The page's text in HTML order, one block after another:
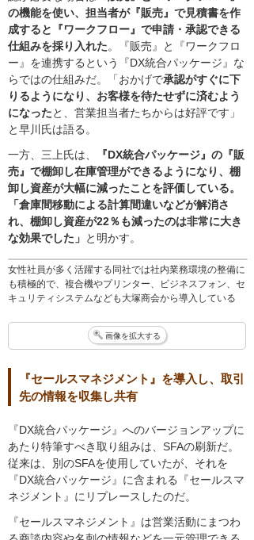
女性社員が多く活躍する同社では社内業務環境の整備に
も積極的で、複合機やプリンター、ビジネスフォン、セ
キュリティシステムなども大塚商会から導入している
の機能を使い、担当者が『販売』で見積書を作
成すると『ワークフロー』で申請・承認できる
仕組みを採り入れた。『販売』と『ワークフロ
ー』を連携するという『DX統合パッケージ』な
らではの仕組みだ。「おかげで承認がすぐに下
りるようになり、お客様を待たせずに済むよう
になったと、営業担当者たちからは好評です」
と早川氏は語る。
一方、三上氏は、
『DX統合パッケージ』の『販
売』で棚卸し在庫管理ができるようになり、棚
卸し資産が大幅に減ったことを評価している。
「倉庫間移動による計算間違いなどが解消さ
れ、棚卸し資産が22％も減ったのは非常に大き
な効果でした」 と明かす。
画像を拡大する
『セールスマネジメント』を導入し、取引
先の情報を収集し共有
『DX統合パッケージ』へのバージョンアップに
あたり特筆すべき取り組みは、SFAの刷新だ。
従来は、別のSFAを使用していたが、それを
『DX統合パッケージ』に含まれる『セールスマ
ネジメント』にリプレースしたのだ。
『セールスマネジメント』は営業活動にまつわ